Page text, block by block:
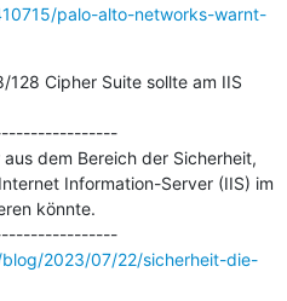
palo-alto-networks-warnt-
128 Cipher Suite sollte am IIS
dem Bereich der Sicherheit,
Information-Server (IIS) im
könnte.
---------------------------------------------
2023/07/22/sicherheit-die-